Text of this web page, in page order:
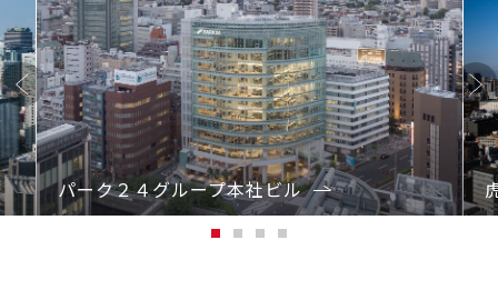
Previo
us
パーク２４グループ本社ビル
Next